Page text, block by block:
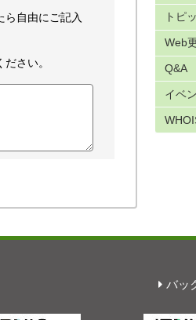
トピ
Web
Q&A
イベ
ら自由にご記入
さい。
バッ